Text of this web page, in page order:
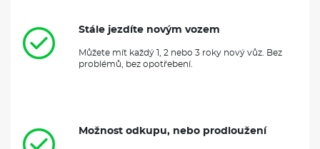
Stále jezdíte novým vozem
Můžete mít každý 1, 2 nebo 3 roky nový vůz. Bez
problémů, bez opotřebení.
Možnost odkupu, nebo prodloužení